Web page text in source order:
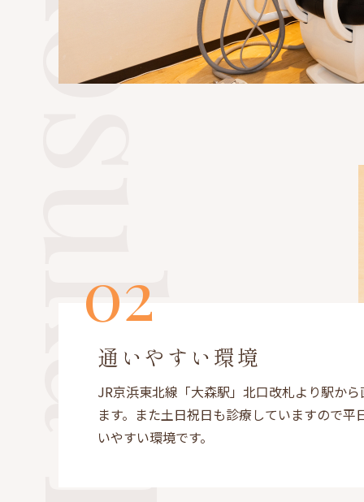
通いやすい環境
JR京浜東北線「大森駅」北口改札より駅か
ます。また土日祝日も診療していますので平
いやすい環境です。